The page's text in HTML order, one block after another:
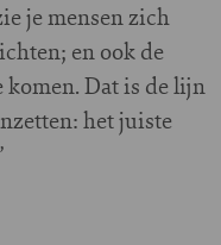
je mensen zich
en ook de
Dat is de lijn
het juiste